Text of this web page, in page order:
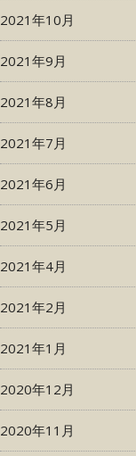
2021年10月
2021年9月
2021年8月
2021年7月
2021年6月
2021年5月
2021年4月
2021年2月
2021年1月
2020年12月
2020年11月